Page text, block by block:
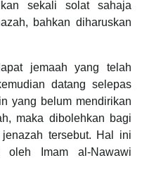
sekali solat sahaja
bahkan diharuskan
jemaah yang telah
datang selepas
yang belum mendirikan
maka dibolehkan bagi
tersebut. Hal ini
oleh Imam al-Nawawi